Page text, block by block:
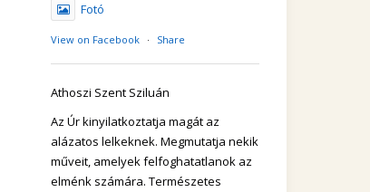
Fotó
View on Facebook · Share
Athoszi Szent Sziluán
Az Úr kinyilatkoztatja magát az
alázatos lelkeknek. Megmutatja nekik
műveit, amelyek felfoghatatlanok az
elménk számára. Természetes